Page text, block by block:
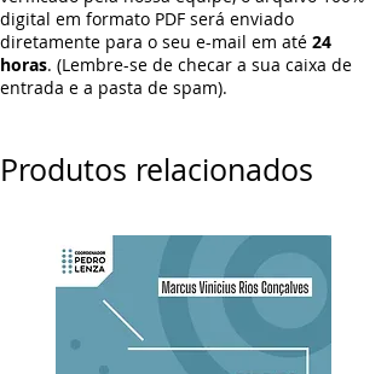
digital em formato PDF será enviado
diretamente para o seu e-mail em até 24
horas. (Lembre-se de checar a sua caixa de
entrada e a pasta de spam).
Produtos relacionados